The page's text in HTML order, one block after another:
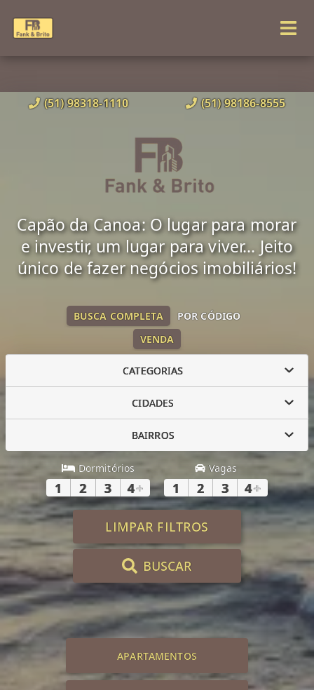
(51) 98318-1110 (51) 98186-8555
Capão da Canoa: O lugar para morar
e investir, um lugar para viver... Jeito
único de fazer negócios imobiliários!
VENDA
BUSCA COMPLETA POR CÓDIGO
CATEGORIAS
CIDADES
BAIRROS
Dormitórios
1 2 3 4+
Vagas
1 2 3 4+
LIMPAR FILTROS
BUSCAR
APARTAMENTOS